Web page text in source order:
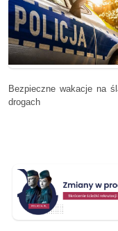
Bezpieczne wakacje na
drogach